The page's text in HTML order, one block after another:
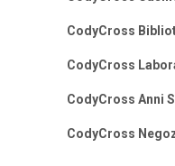
CodyCross
CodyCross
CodyCross Anni
CodyCross